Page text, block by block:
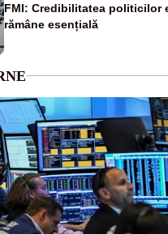
FMI: Credibilitatea politicilor
rămâne esențială